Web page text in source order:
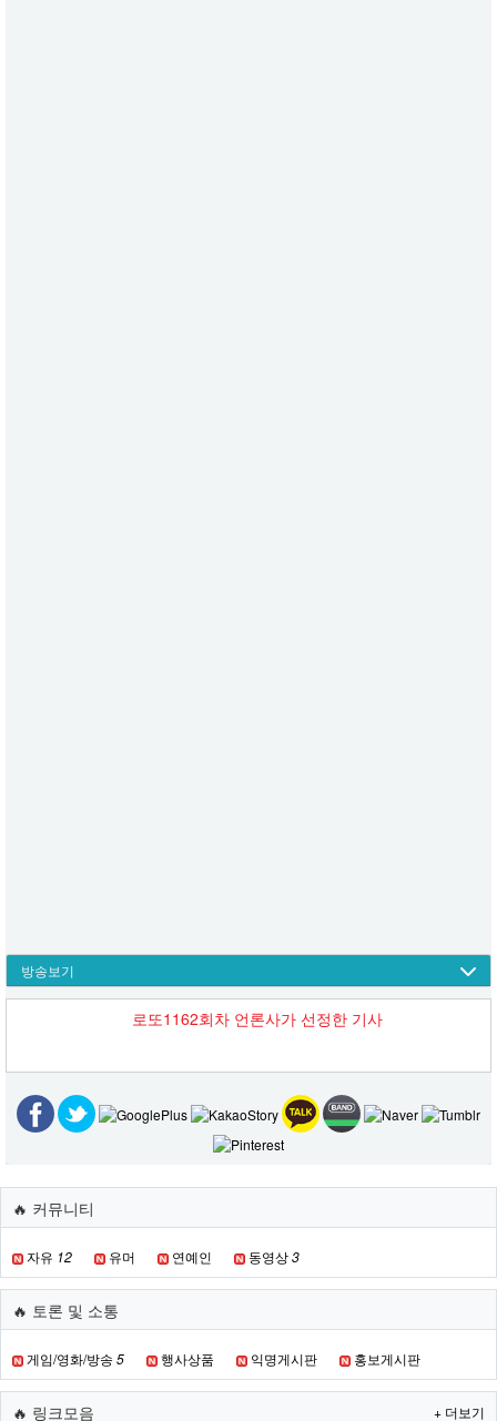
방송보기
로또1162회차 언론사가 선정한 기사
🔥 커뮤니티
자유 12 유머 연예인 동영상3
🔥 토론 및 소통
게임/영화/방송 5 행사상품 익명게시판 홍보게시판
🔥 링크모음 + 더보기